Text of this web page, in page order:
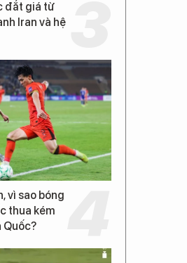
đắt giá từ
Iran và hệ
vì sao bóng
thua kém
Quốc?